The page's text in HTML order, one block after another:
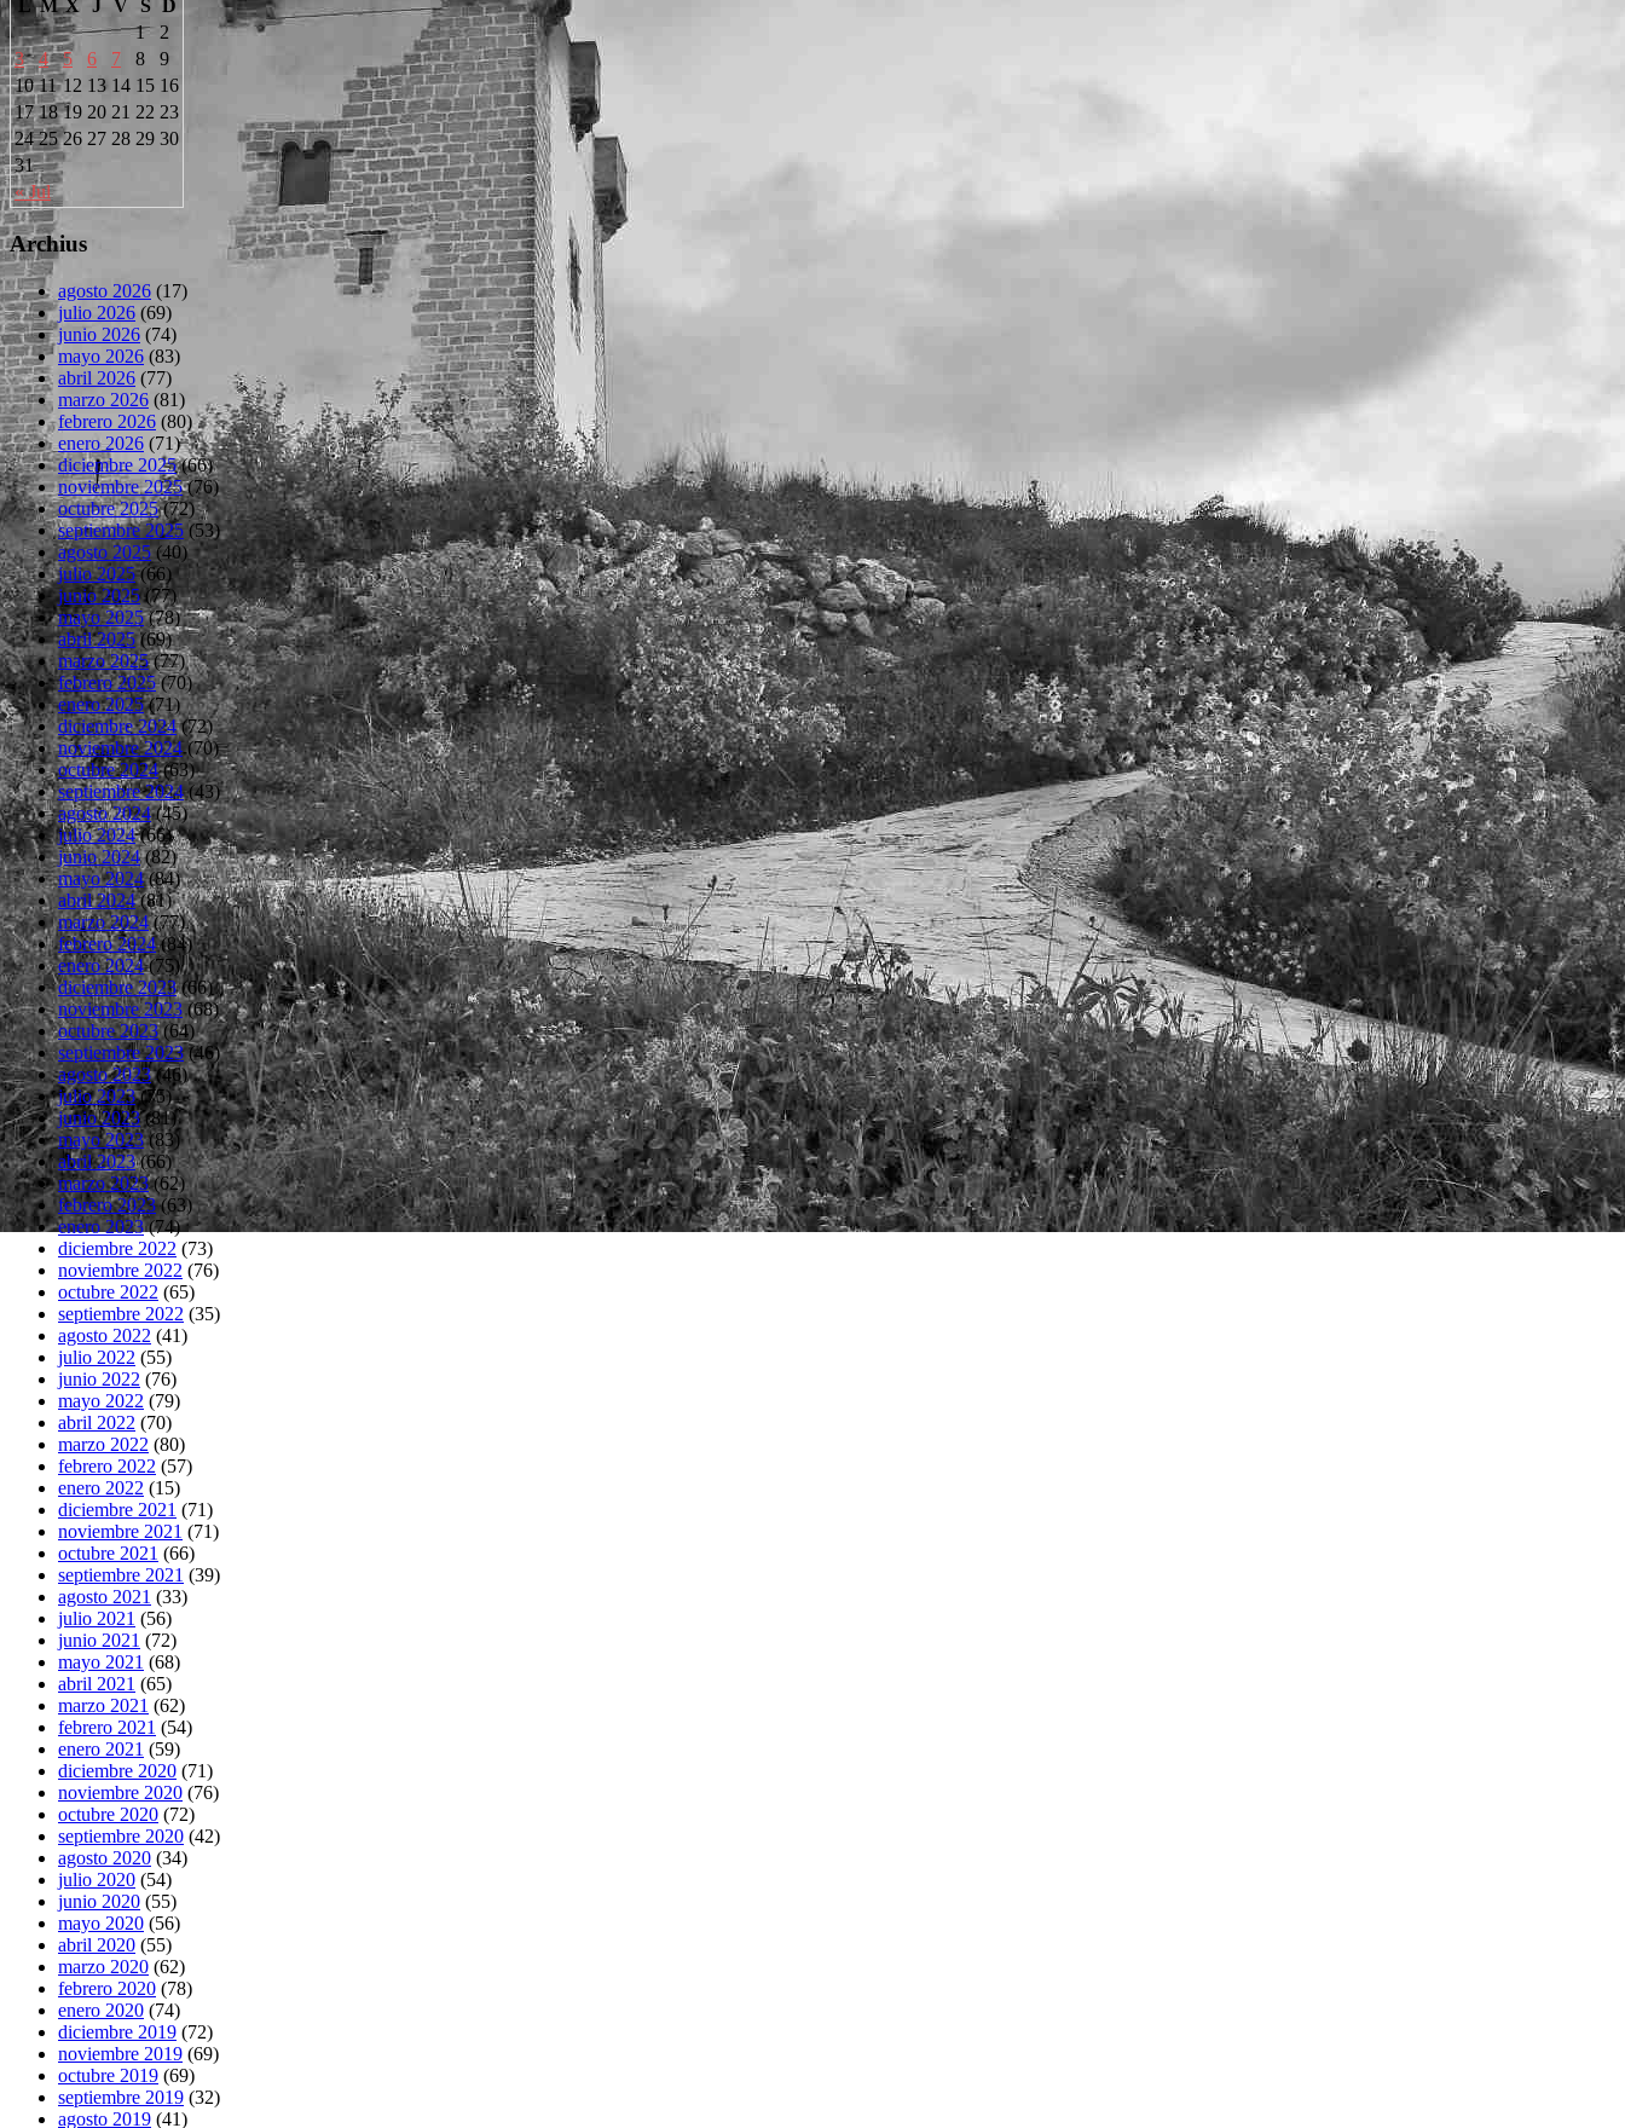
L M X J V S D
« Jul
1
2
3
4 5 6 7 8
9
10 11 12 13 14 15 16
17 18 19 20 21 22 23
24 25 26 27 28 29 30
31
Archius
agosto 2026 (17)
julio 2026 (69)
junio 2026 (74)
mayo 2026 (83)
abril 2026 (77)
marzo 2026 (81)
febrero 2026 (80)
enero 2026 (71)
diciembre 2025(66)
noviembre 2025(76)
octubre 2025(72)
septiembre 2025 (53)
agosto 2025(40)
julio 2025(66)
junio 2025(77)
mayo 2025(78)
abril 2025(69)
marzo 2025(77)
febrero 2025(70)
enero 2025(71)
diciembre 2024(72)
noviembre 2024(70)
octubre 2024(63)
septiembre 2024(43)
agosto 2024(45)
julio 2024(66)
junio 2024(82)
mayo 2024(84)
abril 2024(81)
marzo 2024(77)
febrero 2024(84)
enero 2024(75)
diciembre 2023(66)
noviembre 2023(68)
octubre 2023(64)
septiembre 2023(46)
agosto 2023(46)
julio 2023(75)
junio 2023(81)
mayo 2023(83)
abril 2023(66)
marzo 2023(62)
febrero 2023(63)
enero 2023(74)
diciembre 2022 (73)
noviembre 2022 (76)
octubre 2022 (65)
septiembre 2022 (35)
agosto 2022 (41)
julio 2022 (55)
junio 2022 (76)
mayo 2022 (79)
abril 2022 (70)
marzo 2022 (80)
febrero 2022 (57)
enero 2022 (15)
diciembre 2021 (71)
noviembre 2021 (71)
octubre 2021 (66)
septiembre 2021 (39)
agosto 2021 (33)
julio 2021 (56)
junio 2021 (72)
mayo 2021 (68)
abril 2021 (65)
marzo 2021 (62)
febrero 2021 (54)
enero 2021 (59)
diciembre 2020 (71)
noviembre 2020 (76)
octubre 2020 (72)
septiembre 2020 (42)
agosto 2020 (34)
julio 2020 (54)
junio 2020 (55)
mayo 2020 (56)
abril 2020 (55)
marzo 2020 (62)
febrero 2020 (78)
enero 2020 (74)
diciembre 2019 (72)
noviembre 2019 (69)
octubre 2019 (69)
septiembre 2019 (32)
agosto 2019 (41)